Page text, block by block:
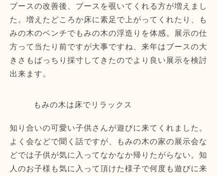
ブースの改善後、ブースを覗いてくれる方が増えまし
た。増えたどころか床に素足で上がってくれたり、も
みの木のベンチでもみの木の浮造りを体感。展示の仕
方って当たり前ですが大事ですね、来年はブースの大
きさもばっちり採寸してきたのでより良い展示を検討
出来ます。
もみの木は床でリラックス
知り合いの可愛い子供さんが遊びに来てくれました。
よく会などで聞く話ですが、もみの木の家の展示会な
どでは子供が気に入ってなかなか帰りたがらない。知
人のお子様も気に入って頂けた様子で何度も遊びに来